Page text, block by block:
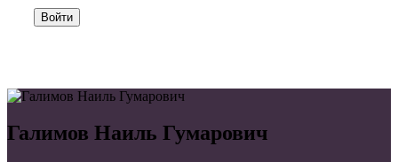
Войти
Галимов Наиль Гумарович